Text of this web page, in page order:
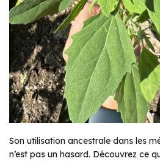
Son utilisation ancestrale dans les
n’est pas un hasard. Découvrez ce